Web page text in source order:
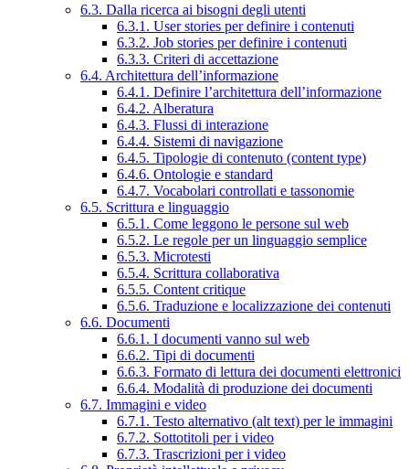
6.3. Dalla ricerca ai bisogni degli utenti
6.3.1. User stories per definire i contenuti
6.3.2. Job stories per definire i contenuti
6.3.3. Criteri di accettazione
6.4. Architettura dell’informazione
6.4.1. Definire l’architettura dell’informazione
6.4.2. Alberatura
6.4.3. Flussi di interazione
6.4.4. Sistemi di navigazione
6.4.5. Tipologie di contenuto (content type)
6.4.6. Ontologie e standard
6.4.7. Vocabolari controllati e tassonomie
6.5. Scrittura e linguaggio
6.5.1. Come leggono le persone sul web
6.5.2. Le regole per un linguaggio semplice
6.5.3. Microtesti
6.5.4. Scrittura collaborativa
6.5.5. Content critique
6.5.6. Traduzione e localizzazione dei contenuti
6.6. Documenti
6.6.1. I documenti vanno sul web
6.6.2. Tipi di documenti
6.6.3. Formato di lettura dei documenti elettronici
6.6.4. Modalità di produzione dei documenti
6.7. Immagini e video
6.7.1. Testo alternativo (alt text) per le immagini
6.7.2. Sottotitoli per i video
6.7.3. Trascrizioni per i video